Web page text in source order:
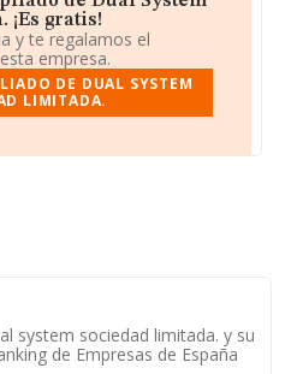
¡Es gratis!
y te regalamos el
empresa.
DE DUAL SYSTEM
LIMITADA.
system sociedad limitada. y su
de Empresas de España